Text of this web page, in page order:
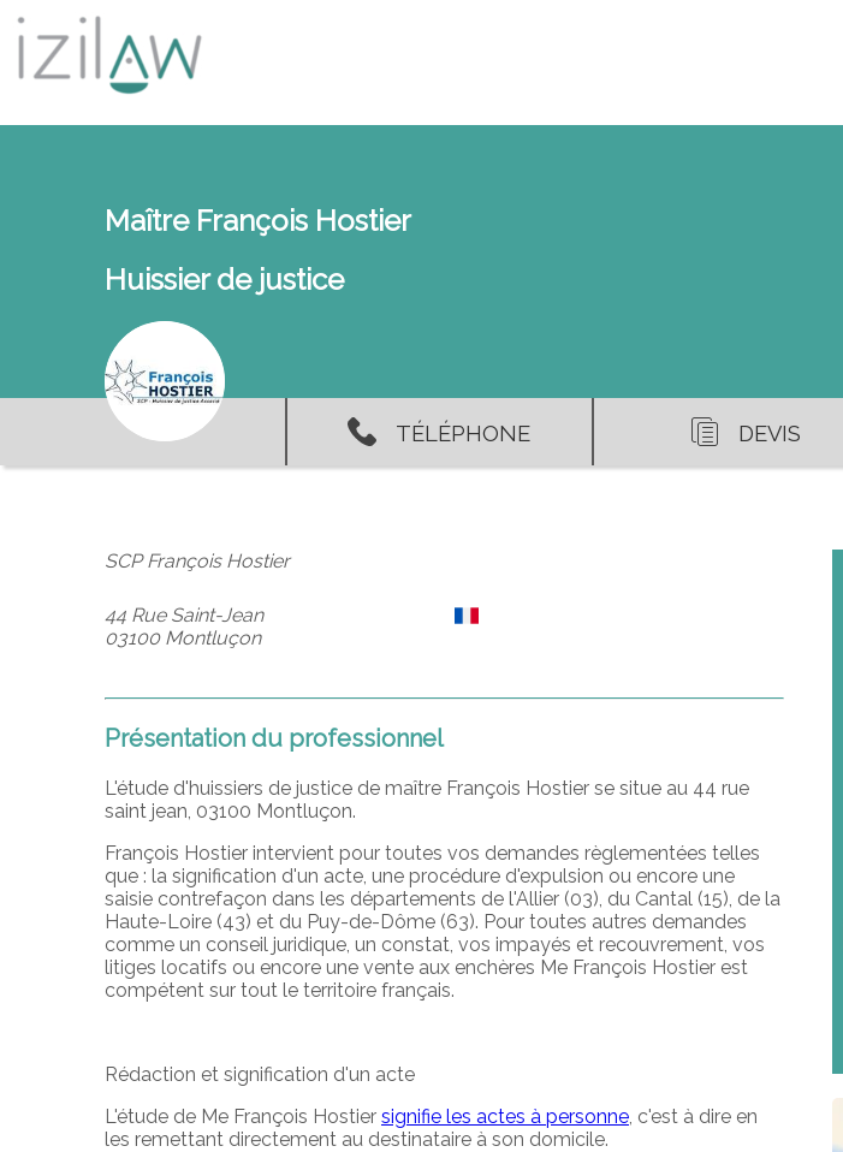
Maître François Hostier
Huissier de justice
TÉLÉPHONE DEVIS
SCP François Hostier
44 Rue Saint-Jean
03100 Montluçon
Présentation du professionnel
L'étude d'huissiers de justice de maître François Hostier se situe au 44 rue
saint jean, 03100 Montluçon.
François Hostier intervient pour toutes vos demandes règlementées telles
que : la signification d'un acte, une procédure d'expulsion ou encore une
saisie contrefaçon dans les départements de l'Allier (03), du Cantal (15), de la
Haute-Loire (43) et du Puy-de-Dôme (63). Pour toutes autres demandes
comme un conseil juridique, un constat, vos impayés et recouvrement, vos
litiges locatifs ou encore une vente aux enchères Me François Hostier est
compétent sur tout le territoire français.
Rédaction et signification d'un acte
L'étude de Me François Hostier signifie les actes à personne , c'est à dire en
les remettant directement au destinataire à son domicile.